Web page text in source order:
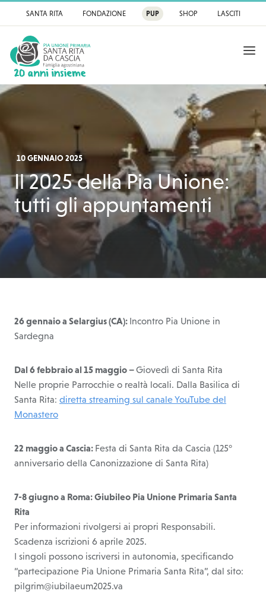
Pia Unione Primaria
SANTA RITA FONDAZIONE PUP SHOP LASCITI
APRI
10 GENNAIO 2025
Il 2025 della Pia Unione:
tutti gli appuntamenti
26 gennaio a Selargius (CA): Incontro Pia Unione in
Sardegna
Dal 6 febbraio al 15 maggio –Giovedì di Santa Rita
Nelle proprie Parrocchie o realtà locali. Dalla Basilica di
Santa Rita: diretta streaming sul canale YouTube del
Monastero
22 maggio a Cascia: Festa di Santa Rita da Cascia (125°
anniversario della Canonizzazione di Santa Rita)
7-8 giugno a Roma: Giubileo Pia Unione Primaria Santa
Rita
Per informazioni rivolgersi ai propri Responsabili.
Scadenza iscrizioni 6 aprile 2025.
I singoli possono iscriversi in autonomia, specificando
“partecipazione Pia Unione Primaria Santa Rita”, dal sito:
pilgrim@iubilaeum2025.va